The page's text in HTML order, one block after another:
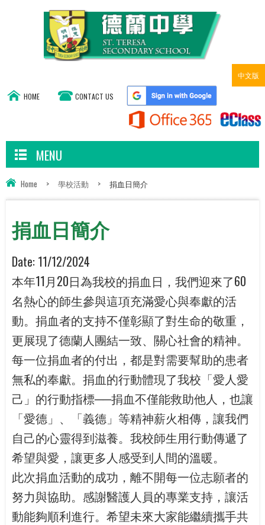
中文版
HOME CONTACT US
MENU
Home > 學校活動 > 捐血日簡介
捐血日簡介
Date: 11/12/2024
本年11月20日為我校的捐血日，我們迎來了60
名熱心的師生參與這項充滿愛心與奉獻的活
動。捐血者的支持不僅彰顯了對生命的敬重，
更展現了德蘭人團結一致、關心社會的精神。
每一位捐血者的付出，都是對需要幫助的患者
無私的奉獻。捐血的行動體現了我校「愛人愛
己」的行動指標──捐血不僅能救助他人，也讓
「愛德」、「義德」等精神薪火相傳，讓我們
自己的心靈得到滋養。我校師生用行動傳遞了
希望與愛，讓更多人感受到人間的溫暖。
此次捐血活動的成功，離不開每一位志願者的
努力與協助。感謝醫護人員的專業支持，讓活
動能夠順利進行。希望未來大家能繼續攜手共